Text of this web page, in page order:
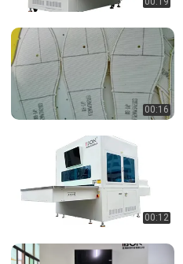
00:16
00:12